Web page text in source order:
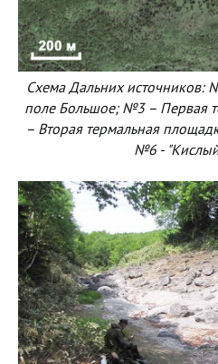
Схема Дальних
поле Большое; №3 – Первая
– Вторая термальная
№6 -